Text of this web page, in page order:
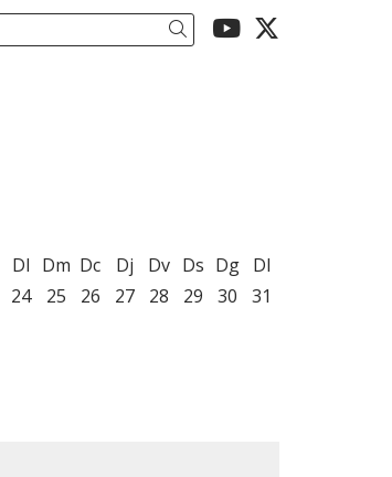
Link a
Cercar
Dl
24
Dm
25
Dc
26
Dj
27
Dv
28
Ds
29
Dg
30
Dl
31